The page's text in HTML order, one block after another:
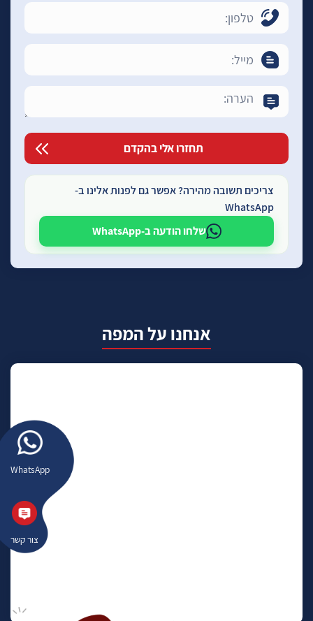
WhatsApp
צור קשר
צריכים תשובה מהירה? אפשר גם לפנות אלינו ב-
WhatsApp
שלחו הודעה ב-WhatsApp
אנחנו על המפה